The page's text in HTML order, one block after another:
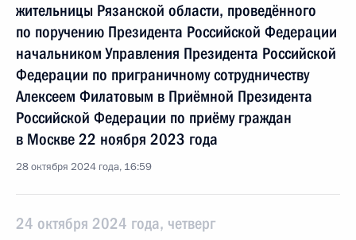
жительницы Рязанской области, проведённого
по поручению Президента Российской Федерации
начальником Управления Президента Российской
Федерации по приграничному сотрудничеству
Алексеем Филатовым в Приёмной Президента
Российской Федерации по приёму граждан
в Москве 22 ноября 2023 года
28 октября 2024 года, 16:59
24 октября 2024 года, четверг